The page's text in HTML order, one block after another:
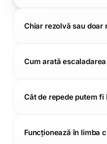
Chiar rezolvă sau doar
Cum arată
Cât de repede putem fi
Funcționează în limba